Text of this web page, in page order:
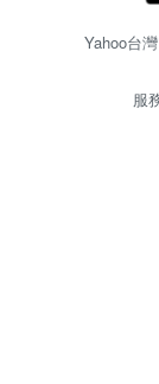
Yahoo台
服